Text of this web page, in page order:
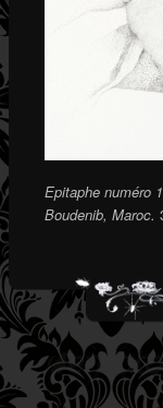
Epitaphe numéro
Boudenib, Maroc.